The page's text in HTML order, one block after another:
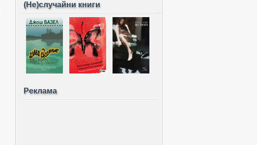
(Не)случайни книги
Реклама